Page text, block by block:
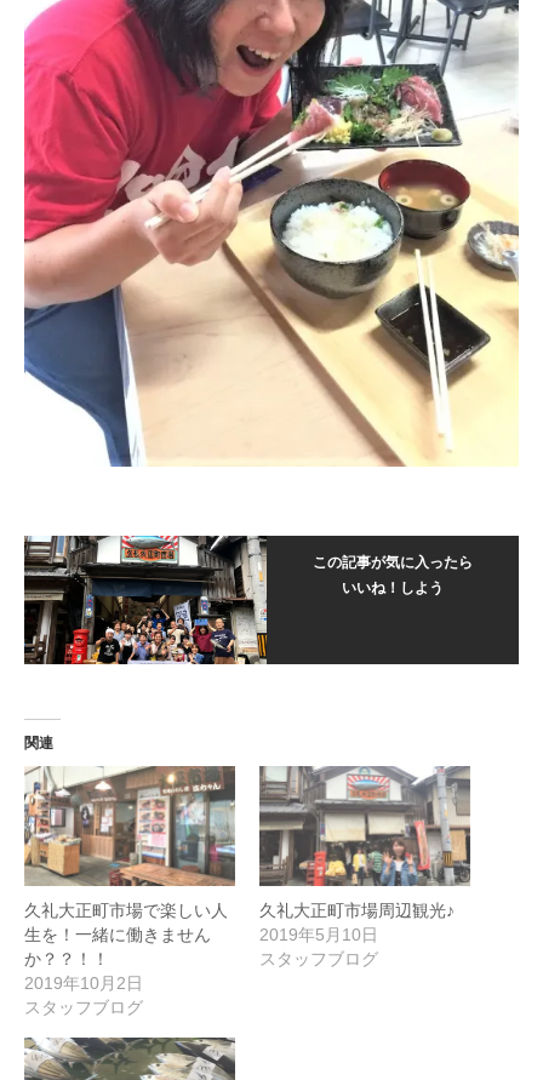
この記事が気に入ったら
いいね！しよう
関連
久礼大正町市場で楽しい人
生を！一緒に働きません
か？？！！
2019年10月2日
スタッフブログ
久礼大正町市場周辺観光♪
2019年5月10日
スタッフブログ